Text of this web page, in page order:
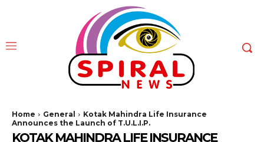
Home General
Kotak Mahindra Life Insurance
Announces the Launch of T.U.L.I.P.
KOTAK MAHINDRA LIFE INSURANCE